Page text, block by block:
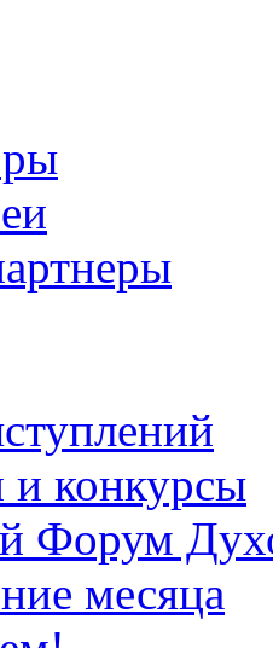
и конкурсы
Форум
месяца